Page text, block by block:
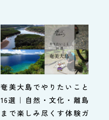
奄美大島でやりたいこと
16選｜自然・文化・離島
まで楽しみ尽くす体験ガ